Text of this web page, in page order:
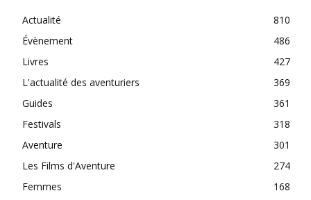
Actualité
810
Évènement
486
Livres
427
L'actualité des aventuriers
369
Guides
361
Festivals
318
Aventure
301
Les Films d'Aventure
274
Femmes
168